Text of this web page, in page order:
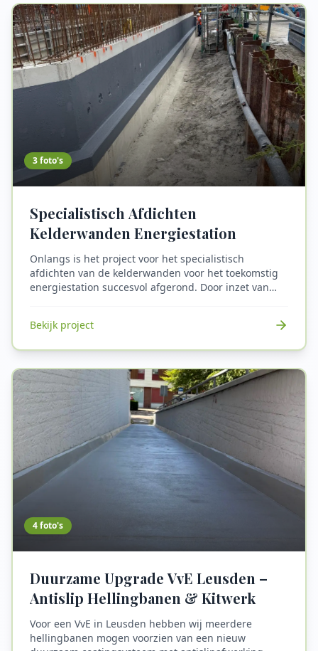
systeem. Dankzij deze grondige renovatie is de flat
weer toekomstbestendig en kunnen bewoners
genieten van een veilige, duurzame en verzorgde
woonomgeving.
3foto's
Specialistisch Afdichten
Kelderwanden Energiestation
Onlangs is het project voor het specialistisch
afdichten van de kelderwanden voor het toekomstig
energiestation succesvol afgerond. Door inzet van
tegen het binnendringen van vocht en water.
specialistische afdichting zorgt voor langdurige
bescherming.
Bekijk project
4foto's
Duurzame Upgrade VvE Leusden –
Antislip Hellingbanen & Kitwerk
Voor een VvE in Leusden hebben wij meerdere
hellingbanen mogen voorzien van een nieuw